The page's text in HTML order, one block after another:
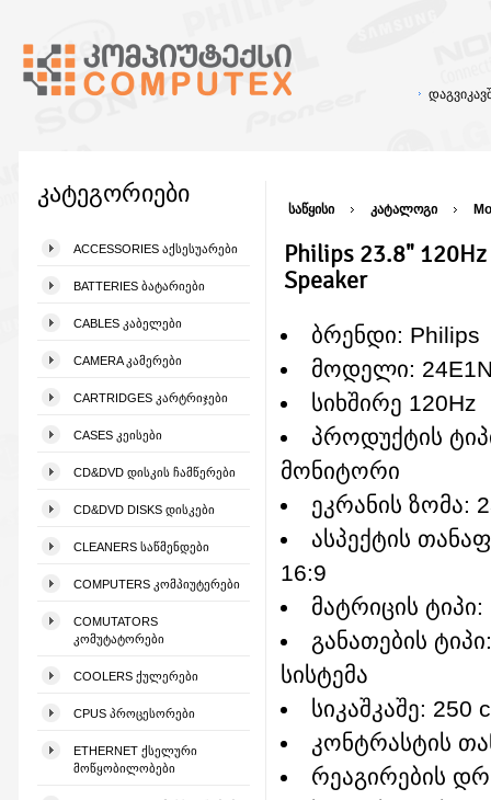
კატეგორიები
ACCESSORIES ᲐᲥᲡᲔᲡᲣᲐᲠᲔᲑᲘ
BATTERIES ᲑᲐᲢᲐᲠᲘᲔᲑᲘ
CABLES ᲙᲐᲑᲔᲚᲔᲑᲘ
CAMERA ᲙᲐᲛᲔᲠᲔᲑᲘ
CARTRIDGES ᲙᲐᲠᲢᲠᲘᲯᲔᲑᲘ
CASES ᲙᲔᲘᲡᲔᲑᲘ
CD&DVD ᲓᲘᲡᲙᲘᲡ ᲩᲐᲛᲬᲔᲠᲔᲑᲘ
CD&DVD DISKS ᲓᲘᲡᲙᲔᲑᲘ
CLEANERS ᲡᲐᲬᲛᲔᲜᲓᲔᲑᲘ
COMPUTERS ᲙᲝᲛᲞᲘᲣᲢᲔᲠᲔᲑᲘ
COMUTATORS
ᲙᲝᲛᲣᲢᲐᲢᲝᲠᲔᲑᲘ
COOLERS ᲥᲣᲚᲔᲠᲔᲑᲘ
CPUS ᲞᲠᲝᲪᲔᲡᲝᲠᲔᲑᲘ
ETHERNET ᲥᲡᲔᲚᲣᲠᲘ
ᲛᲝᲬᲧᲝᲑᲘᲚᲝᲑᲔᲑᲘ
საწყისი კატალოგი
Philips 23.8"
Speaker
ბრენდი: Philips
მოდელი:
სიხშირე 120Hz
პროდუქტის
მონიტორი
ეკრანის ზომა:
ასპექტის
16:9
მატრიცის ტიპი:
განათების
სისტემა
სიკაშკაშე: 250
კონტრასტის
რეაგირების